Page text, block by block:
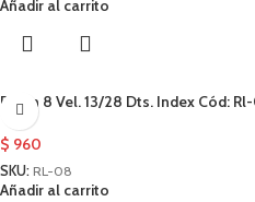
Añadir al carrito
Piñon 8 Vel. 13/28 Dts. Index Cód:
$ 960
SKU: RL-08
Añadir al carrito